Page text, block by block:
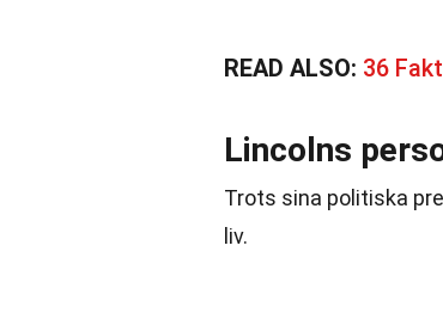
READ ALSO: 36
Lincolns
Trots sina politiska
liv.